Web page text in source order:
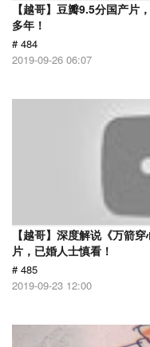
【越哥】豆瓣9.5分国产片
多年！
# 484
2019-09-26 06:07
【越哥】深度解说《万箭
片，已婚人士慎看！
# 485
2019-09-23 12:00